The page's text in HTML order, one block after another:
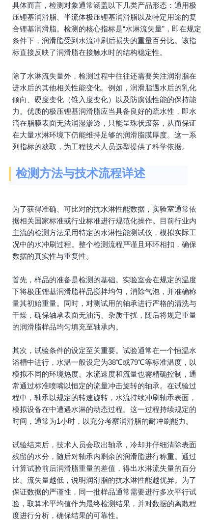
具体而言，检测对象通常涵盖以下几类产品形态：通用极
压锂基润滑脂、半流体极压锂基润滑脂以及特定用途的复
合锂基润滑脂。检测的核心指标是“水淋流失量”，即在规定
条件下，润滑脂受到水流冲刷后损失的重量百分比。该指
标直接反映了润滑脂在接触水时的结构稳定性。
除了水淋流失量外，检测过程中往往还需要关注润滑脂在
进水后的其他相关性能变化。例如，润滑脂遇水后的乳化
倾向、硬度变化（锥入度变化）以及防腐蚀性能的保持能
力。优质的极压锂基润滑脂应当具备良好的疏水性，即水
滴在脂膜表面无法润湿渗透，只能呈珠状滚落，从而保证
在大量水淋环境下仍能维持足够的润滑脂膜厚度。这一系
列指标的获取，为工程技术人员选型提供了科学依据。
检测方法与技术流程详述
为了获得准确、可比对的抗水淋性能数据，实验室通常依
据相关国家标准或行业标准进行规范化操作。目前行业内
主流的检测方法采用特定的水淋性能测试仪，模拟实际工
况中的水冲刷过程。整个检测流程严谨且环环相扣，确保
数据的真实性与重复性。
首先，样品的准备是检测的基础。实验室会在规定的温度
下将极压锂基润滑脂样品搅拌均匀，消除气泡，并准确称
量其初始重量。同时，对测试用的轴承进行严格的清洗与
干燥，确保轴承表面无油污、杂质干扰，随后将规定重量
的润滑脂样品均匀填充至轴承内。
其次，试验条件的设定至关重要。试验通常在一个恒温水
浴槽中进行，水温一般设定为38℃或79℃等标准温度，以
模拟不同的环境热度。水流速度和流量也需精确控制，通
常通过标准喷嘴以恒定的流量冲击旋转的轴承。在试验过
程中，轴承以规定的转速旋转，水流持续冲刷轴承表面，
模拟设备在中遭遇水淋的动态过程。这一过程持续规定的
时间，通常为1小时，以充分考察润滑脂的耐冲刷能力。
试验结束后，技术人员会取出轴承，冷却并仔细清除表面
残留的水分，随后对轴承内剩余的润滑脂进行称重。通过
计算试验前后润滑脂重量的差值，得出水淋流失量的百分
比。流失量越低，说明润滑脂的抗水淋性能越优异。为了
保证数据的严谨性，同一批样品通常需要进行多次平行试
验，取算术平均值作为最终检测结果，并对数据的离散程
度进行分析，确保结果的可靠性。